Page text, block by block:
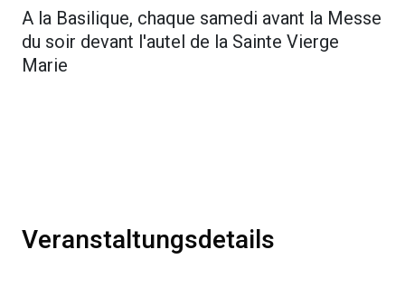
A la Basilique, chaque samedi avant la Messe
du soir devant l'autel de la Sainte Vierge
Marie
Veranstaltungsdetails